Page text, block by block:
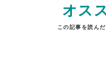
オス
この記事を読ん